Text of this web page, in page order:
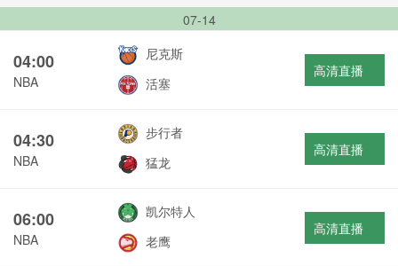
07-14
04:00
NBA
尼克斯
活塞
高清直播
04:30
NBA
步行者
猛龙
高清直播
06:00
NBA
凯尔特人
老鹰
高清直播